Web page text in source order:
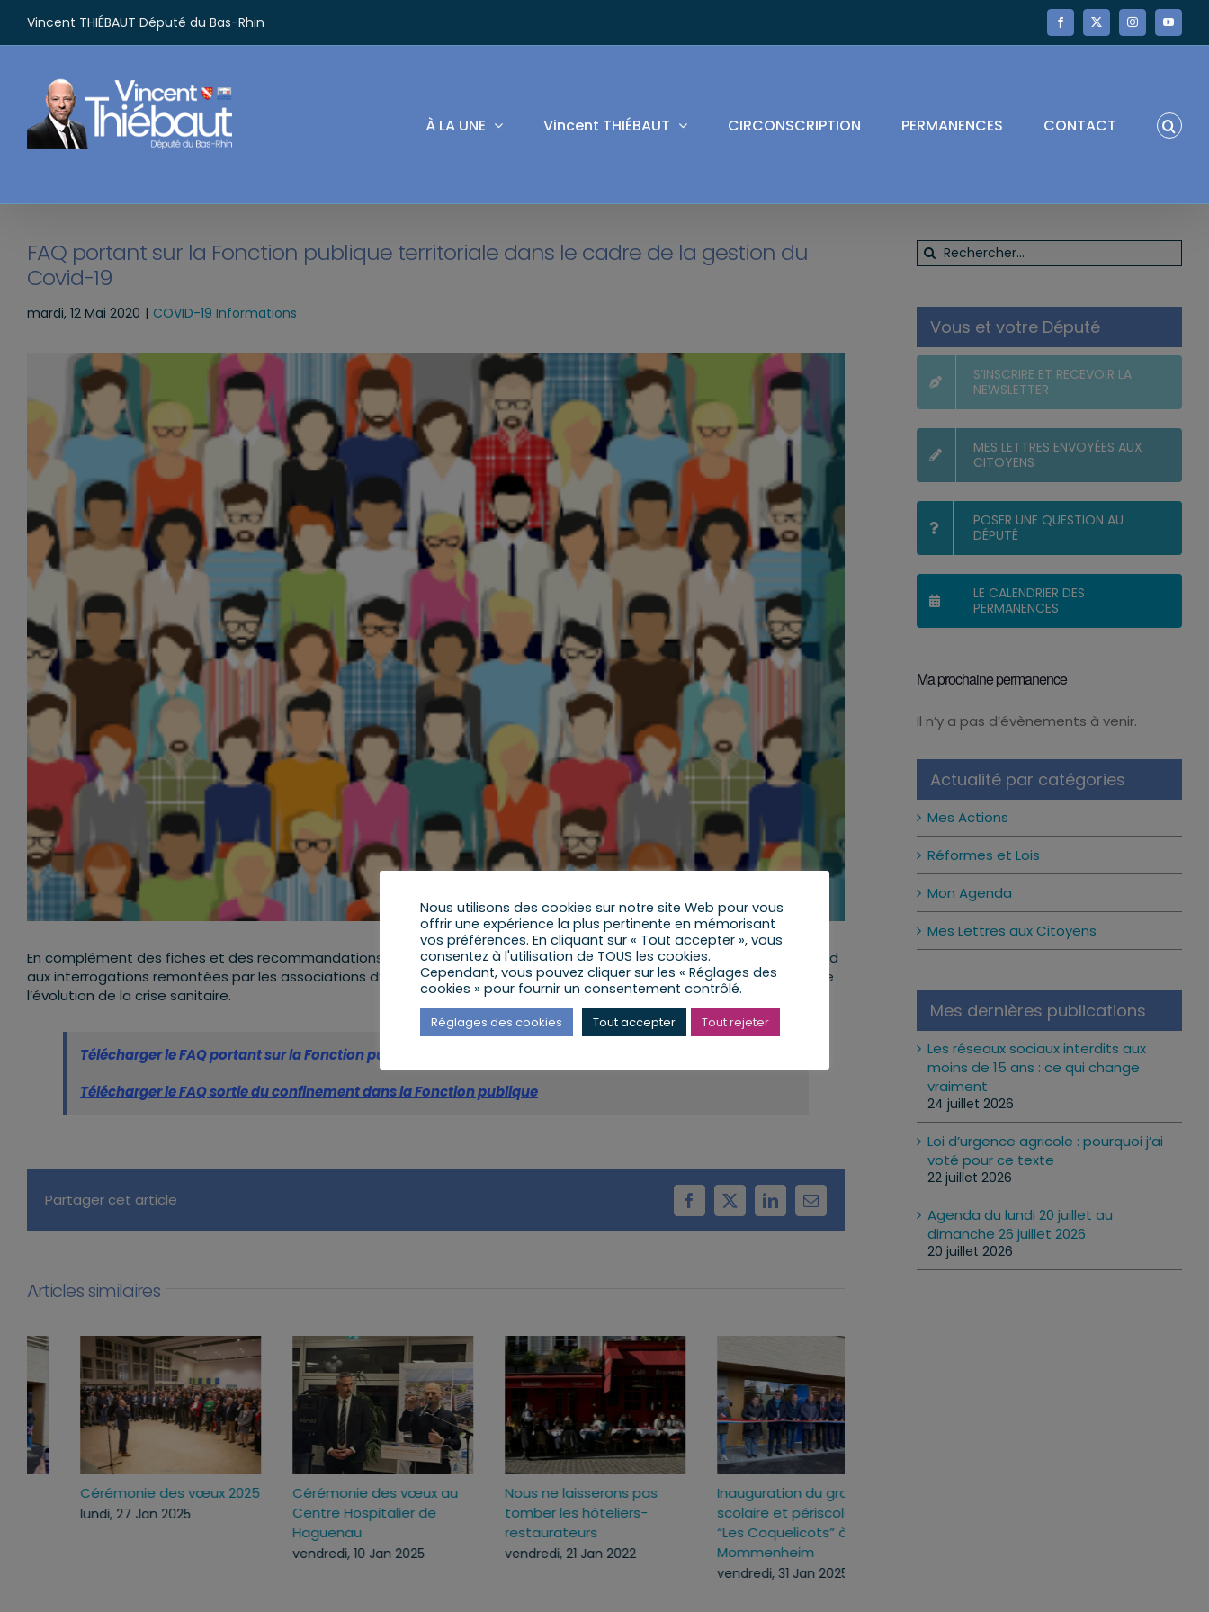
contenu
Vincent THIÉBAUT Député du Bas-Rhin Facebook
X InstagramYouTube
À LA UNE Vincent THIÉBAUT CIRCONSCRIPTION PERMANENCES CONTACT
FAQ portant sur la Fonction publique territoriale dans le cadre de la gestion du
Covid-19
mardi, 12 Mai 2020 | COVID-19 Informations
En complément des fiches et des recommandations produites par la DGAFP et la DGCL, cette foireaux questions répond
aux interrogations remontées par les associations d’élus. Les réponses seront adaptées, le cas échéant, en fonction de
l’évolution de la crise sanitaire.
Télécharger le FAQ portant sur la Fonction publique territoriale dans le cadre de la gestion du Covid-19
Télécharger le FAQ sortie du confinement dans la Fonction publique
Partager cet article Facebook
X LinkedInEmail
Articles similaires
Inauguration du groupe
scolaire et périscolaire
Cérémonie des vœux 2025
lundi, 27 Jan 2025
Cérémonie des vœux au
Centre Hospitalier de
Haguenau
vendredi, 10 Jan 2025
Nous ne laisserons pas
tomber les hôteliers-
restaurateurs
vendredi, 21 Jan 2022
Rechercher:
Vous et votre Député
S’INSCRIRE ET RECEVOIR LA
NEWSLETTER
MES LETTRES ENVOYÉES AUX
CITOYENS
POSER UNE QUESTION AU
DÉPUTÉ
LE CALENDRIER DES
PERMANENCES
Ma prochaine permanence
Notice
Il n’y a pas d’évènements à venir.
Actualité par catégories
Mes Actions
Réformes et Lois
Mon Agenda
Mes Lettres aux Citoyens
Mes dernières publications
Les réseaux sociaux interdits aux
moins de 15 ans : ce qui change
vraiment
24 juillet 2026
Loi d’urgence agricole : pourquoi j’ai
voté pour ce texte
22 juillet 2026
Agenda du lundi 20 juillet au
dimanche 26 juillet 2026
20 juillet 2026
Nous utilisons des cookies sur notre site Web pour vous
offrir une expérience la plus pertinente en mémorisant
vos préférences. En cliquant sur « Tout accepter », vous
consentez à l'utilisation de TOUS les cookies.
Cependant, vous pouvez cliquer sur les « Réglages des
cookies » pour fournir un consentement contrôlé.
Réglages des cookies Tout accepter Tout rejeter